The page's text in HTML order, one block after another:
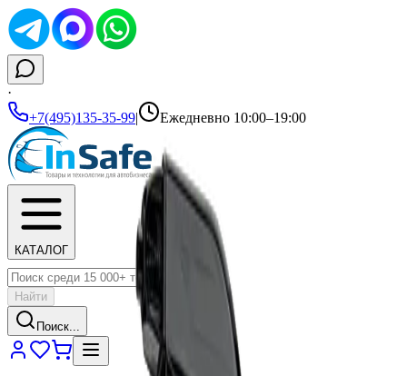
·
+7(495)135-35-99| Ежедневно 10:00–19:00
КАТАЛОГ
Найти
Поиск...